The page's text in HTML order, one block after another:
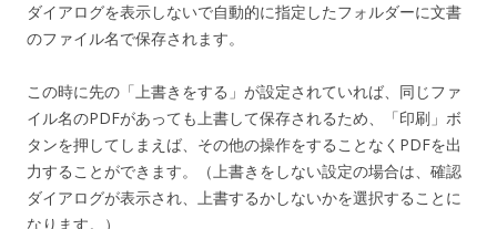
ダイアログを表示しないで自動的に指定したフォルダーに文書
のファイル名で保存されます。
この時に先の「上書きをする」が設定されていれば、同じファ
イル名のPDFがあっても上書して保存されるため、「印刷」ボ
タンを押してしまえば、その他の操作をすることなくPDFを出
力することができます。（上書きをしない設定の場合は、確認
ダイアログが表示され、上書するかしないかを選択することに
なります。）